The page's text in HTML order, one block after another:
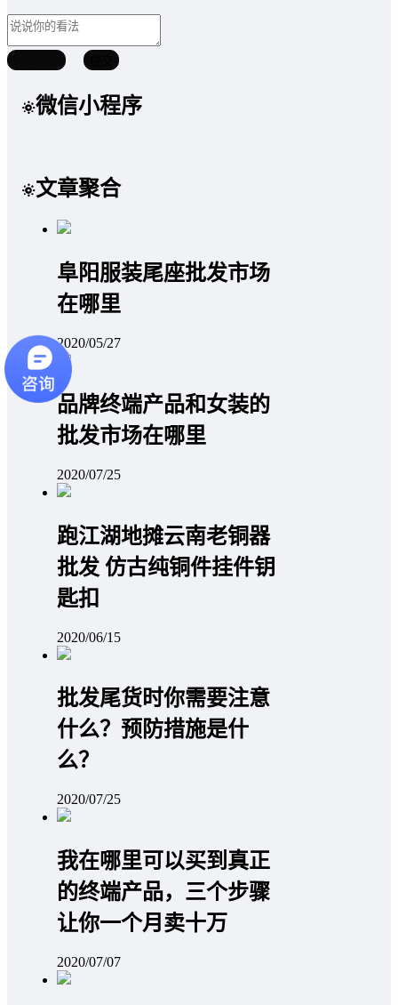
微信小程序
文章聚合
阜阳服装尾座批发市场
在哪里
2020/05/27
品牌终端产品和女装的
批发市场在哪里
2020/07/25
跑江湖地摊云南老铜器
批发 仿古纯铜件挂件钥
匙扣
2020/06/15
批发尾货时你需要注意
什么？预防措施是什
么？
2020/07/25
我在哪里可以买到真正
的终端产品，三个步骤
让你一个月卖十万
2020/07/07